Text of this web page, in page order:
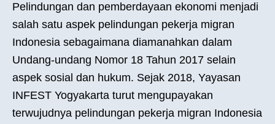
Pelindungan dan pemberdayaan ekonomi menjadi
salah satu aspek pelindungan pekerja migran
Indonesia sebagaimana diamanahkan dalam
Undang-undang Nomor 18 Tahun 2017 selain
aspek sosial dan hukum. Sejak 2018, Yayasan
INFEST Yogyakarta turut mengupayakan
terwujudnya pelindungan pekerja migran Indonesia